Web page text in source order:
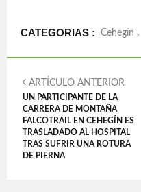
CATEGORIAS : Cehegín ,
ARTÍCULO ANTERIOR
UN PARTICIPANTE DE LA
CARRERA DE MONTAÑA
FALCOTRAIL EN CEHEGÍN ES
TRASLADADO AL HOSPITAL
TRAS SUFRIR UNA ROTURA
DE PIERNA